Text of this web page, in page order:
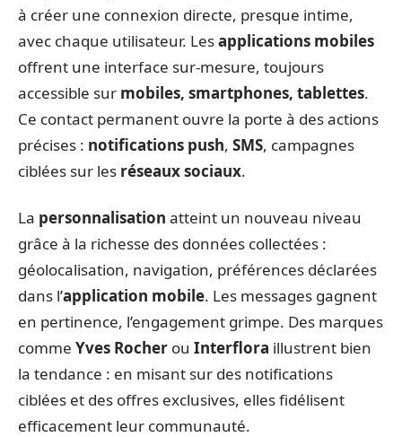
à créer une connexion directe, presque intime,
avec chaque utilisateur. Lesapplications mobiles
offrent une interface sur-mesure, toujours
accessible sur mobiles, smartphones, tablettes.
Ce contact permanent ouvre la porte à des actions
précises : notifications push, SMS, campagnes
ciblées sur les réseaux sociaux.
La personnalisation atteint un nouveau niveau
grâce à la richesse des données collectées :
géolocalisation, navigation, préférences déclarées
dans l’application mobile. Les messages gagnent
en pertinence, l’engagement grimpe. Des marques
comme Yves Rocher ou Interflora illustrent bien
la tendance : en misant sur des notifications
ciblées et des offres exclusives, elles fidélisent
efficacement leur communauté.